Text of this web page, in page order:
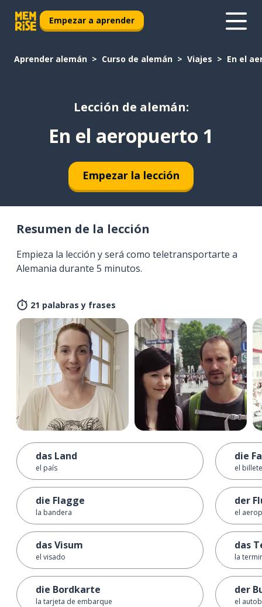
Empezar a aprender
Aprender alemán Curso de alemán Viajes En el
Lección de alemán:
En el aeropuerto 1
Empezar la lección
Resumen de la lección
Empieza la lección y será como teletransportarte a
Alemania durante 5 minutos.
21 palabras y frases
das Land
el país
die Flagge
la bandera
das Visum
el visado
die Bordkarte
la tarjeta de embarque
die
el
der
el
das
la
der
el